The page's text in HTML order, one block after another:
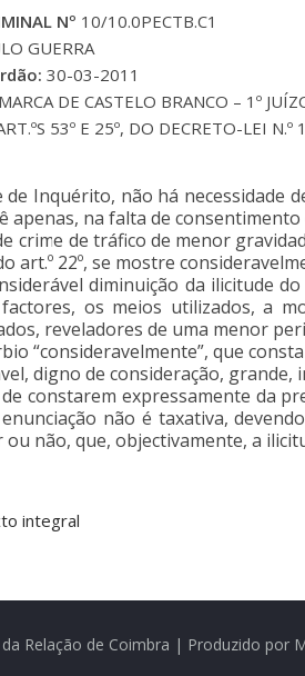
Nº 10/10.0PECTB.C1
GUERRA
30-03-2011
DE CASTELO BRANCO – 1º
53º E 25º, DO DECRETO-LEI
de Inquérito, não há necessidade
apenas, na falta de
crime de tráfico de menor
art.º 22º, se mostre
diminuição da ilicitude
os meios utilizados, a
reveladores de uma menor
“consideravelmente”, que
digno de consideração,
constarem expressamente da
não é taxativa,
ou não, que, objectivamente, a
integral
Relação de Coimbra | Produzido por